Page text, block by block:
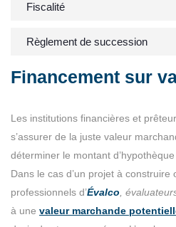
Fiscalité
Règlement de succession
Financement sur
Les institutions financières et
s’assurer de la juste valeur
déterminer le montant
Dans le cas d’un projet à construire
professionnels d’Évalco ,
à une valeur marchande